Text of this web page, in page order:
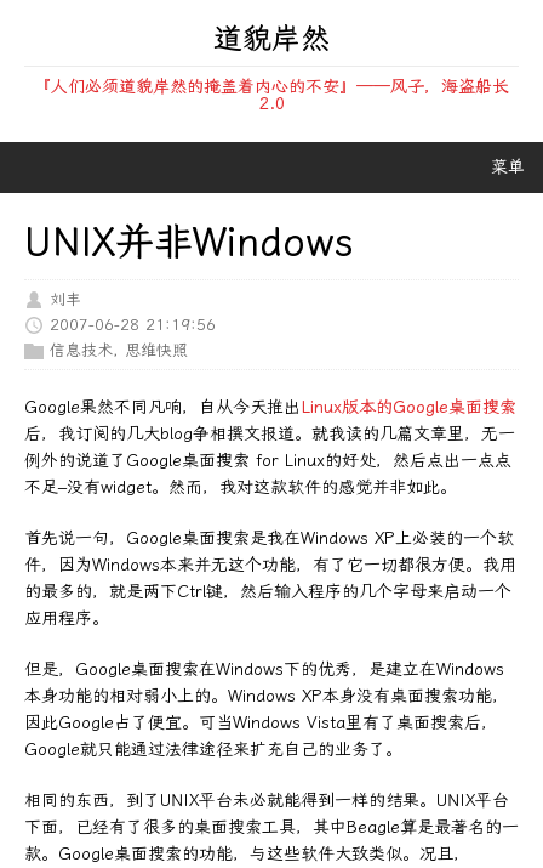
道貌岸然
『人们必须道貌岸然的掩盖着内心的不安』——风子，海盗船长
2.0
菜单
UNIX并非Windows
刘丰
2007-06-28 21:19:56
信息技术, 思维快照
Google果然不同凡响，自从今天推出Linux版本的Google桌面搜索
后，我订阅的几大blog争相撰文报道。就我读的几篇文章里，无一
例外的说道了Google桌面搜索 for Linux的好处，然后点出一点点
不足–没有widget。然而，我对这款软件的感觉并非如此。
首先说一句，Google桌面搜索是我在Windows XP上必装的一个软
件，因为Windows本来并无这个功能，有了它一切都很方便。我用
的最多的，就是两下Ctrl键，然后输入程序的几个字母来启动一个
应用程序。
但是，Google桌面搜索在Windows下的优秀，是建立在Windows
本身功能的相对弱小上的。Windows XP本身没有桌面搜索功能，
因此Google占了便宜。可当Windows Vista里有了桌面搜索后，
Google就只能通过法律途径来扩充自己的业务了。
相同的东西，到了UNIX平台未必就能得到一样的结果。UNIX平台
下面，已经有了很多的桌面搜索工具，其中Beagle算是最著名的一
款。Google桌面搜索的功能，与这些软件大致类似。况且，